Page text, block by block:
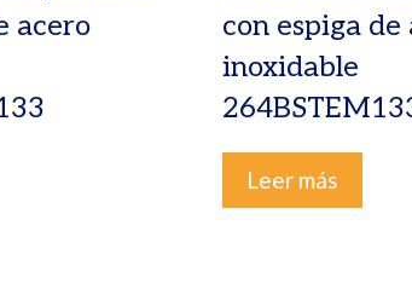
acero
con espiga de
inoxidable
Leer más